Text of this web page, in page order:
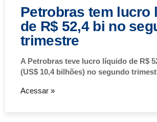
Petrobras tem lucro
de R$ 52,4 bi no
trimestre
A Petrobras teve lucro líquido de R$
(US$ 10,4 bilhões) no segundo
Acessar »